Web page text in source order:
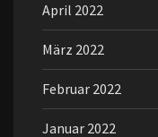
April 2022
März 2022
Februar 2022
Januar 2022